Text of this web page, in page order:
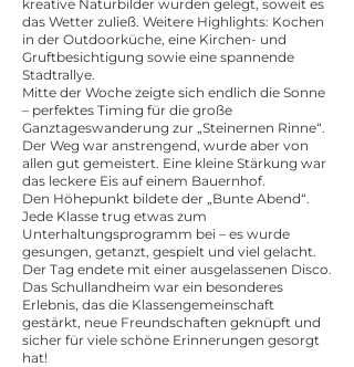
kreative Naturbilder wurden gelegt, soweit es
das Wetter zuließ. Weitere Highlights: Kochen
in der Outdoorküche, eine Kirchen- und
Gruftbesichtigung sowie eine spannende
Stadtrallye.
Mitte der Woche zeigte sich endlich die Sonne
– perfektes Timing für die große
Ganztageswanderung zur „Steinernen Rinne“.
Der Weg war anstrengend, wurde aber von
allen gut gemeistert. Eine kleine Stärkung war
das leckere Eis auf einem Bauernhof.
Den Höhepunkt bildete der „Bunte Abend“.
Jede Klasse trug etwas zum
Unterhaltungsprogramm bei – es wurde
gesungen, getanzt, gespielt und viel gelacht.
Der Tag endete mit einer ausgelassenen Disco.
Das Schullandheim war ein besonderes
Erlebnis, das die Klassengemeinschaft
gestärkt, neue Freundschaften geknüpft und
sicher für viele schöne Erinnerungen gesorgt
hat!